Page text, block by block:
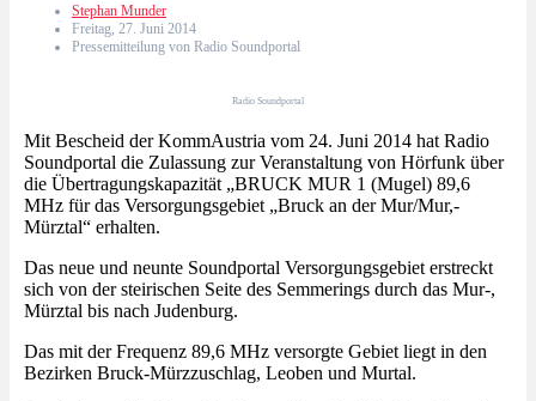
Stephan Munder
Freitag, 27. Juni 2014
Pressemitteilung von Radio Soundportal
Radio Soundportal
Mit Bescheid der KommAustria vom 24. Juni 2014 hat Radio
Soundportal die Zulassung zur Veranstaltung von Hörfunk über
die Übertragungskapazität „BRUCK MUR 1 (Mugel) 89,6
MHz für das Versorgungsgebiet „Bruck an der Mur/Mur,-
Mürztal“ erhalten.
Das neue und neunte Soundportal Versorgungsgebiet erstreckt
sich von der steirischen Seite des Semmerings durch das Mur-,
Mürztal bis nach Judenburg.
Das mit der Frequenz 89,6 MHz versorgte Gebiet liegt in den
Bezirken Bruck-Mürzzuschlag, Leoben und Murtal.